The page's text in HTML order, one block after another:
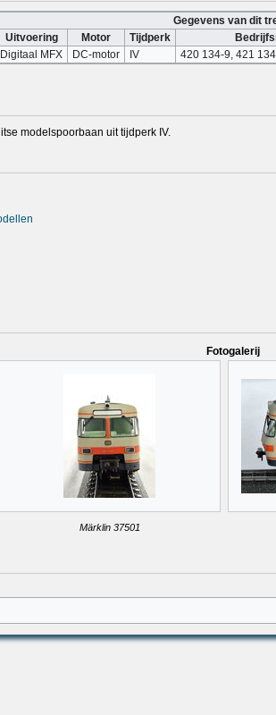
Gegevens van dit
Uitvoering Motor Tijdperk
Digitaal MFX DC-motor IV 420 134-9, 421
modelspoorbaan uit tijdperk IV.
Fotogalerij
Märklin 37501